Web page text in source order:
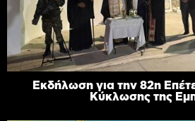
Εκδήλωση για την 82η
Κύκλωσης της